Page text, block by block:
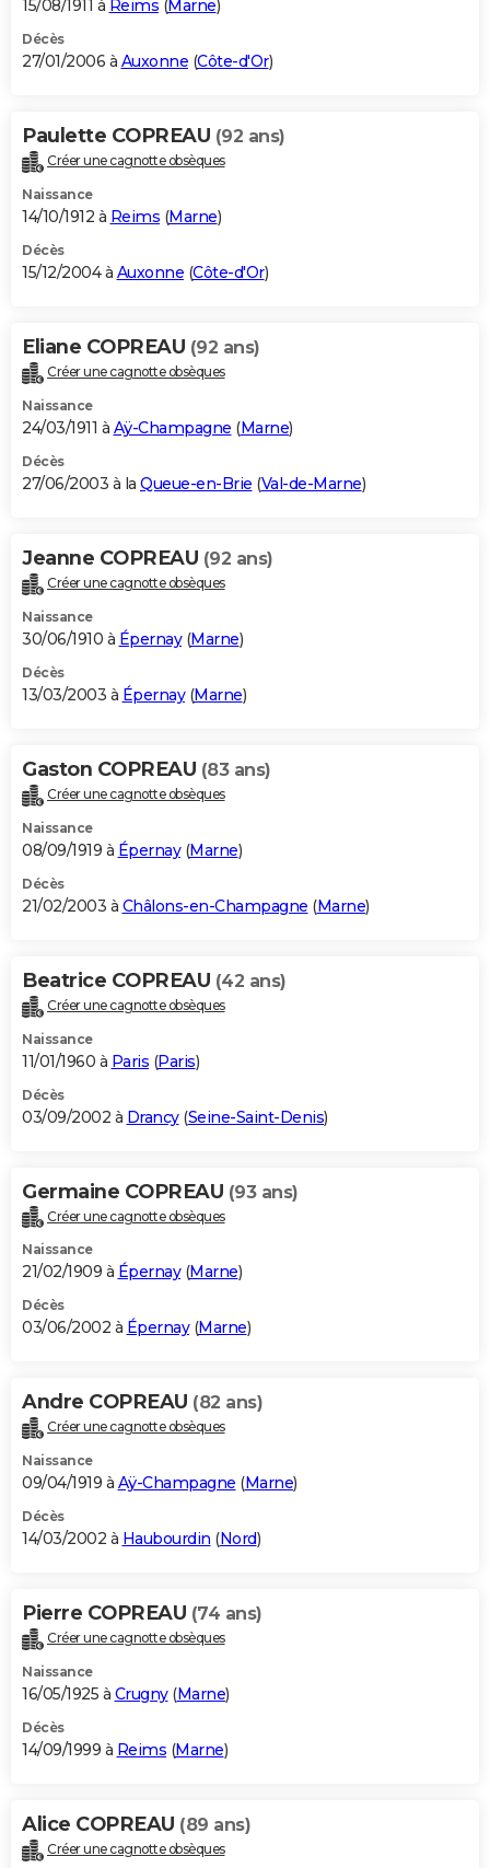
15/08/1911 à Reims (Marne)
Décès
27/01/2006 à Auxonne (Côte-d'Or)
Paulette COPREAU (92 ans)
Créer une cagnotte obsèques
Naissance
14/10/1912 à Reims (Marne)
Décès
15/12/2004 à Auxonne (Côte-d'Or)
Eliane COPREAU (92 ans)
Créer une cagnotte obsèques
Naissance
24/03/1911 à Aÿ-Champagne (Marne)
Décès
27/06/2003 à la Queue-en-Brie (Val-de-Marne)
Jeanne COPREAU (92 ans)
Créer une cagnotte obsèques
Naissance
30/06/1910 à Épernay(Marne)
Décès
13/03/2003 à Épernay(Marne)
Gaston COPREAU (83 ans)
Créer une cagnotte obsèques
Naissance
08/09/1919 à Épernay(Marne)
Décès
21/02/2003 à Châlons-en-Champagne (Marne)
Beatrice COPREAU (42 ans)
Créer une cagnotte obsèques
Naissance
11/01/1960 à Paris (Paris)
Décès
03/09/2002 à Drancy(Seine-Saint-Denis)
Germaine COPREAU (93 ans)
Créer une cagnotte obsèques
Naissance
21/02/1909 à Épernay(Marne)
Décès
03/06/2002 à Épernay(Marne)
Andre COPREAU (82 ans)
Créer une cagnotte obsèques
Naissance
09/04/1919 à Aÿ-Champagne (Marne)
Décès
14/03/2002 à Haubourdin (Nord)
Pierre COPREAU (74 ans)
Créer une cagnotte obsèques
Naissance
16/05/1925 à Crugny(Marne)
Décès
14/09/1999 à Reims (Marne)
Alice COPREAU (89 ans)
Créer une cagnotte obsèques